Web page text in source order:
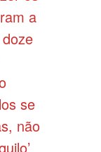
a
se
não